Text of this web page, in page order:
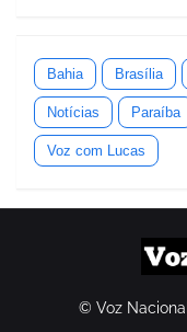
Bahia Brasília
Notícias Paraíba
Voz com Lucas
© Voz